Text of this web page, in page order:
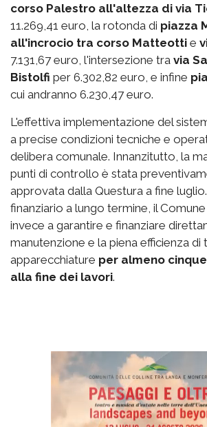
corso Palestro all'altezza di via
11.269,41 euro, la rotonda di piazza
all'incrocio tra corso Matteotti e
7.131,67 euro, l'intersezione tra via
Bistolfi per 6.302,82 euro, e infine
cui andranno 6.230,47 euro.
L'effettiva implementazione del
a precise condizioni tecniche e
delibera comunale. Innanzitutto, la
punti di controllo è stata
approvata dalla Questura a fine
finanziario a lungo termine, il
invece a garantire e finanziare
manutenzione e la piena efficienza di
apparecchiature per almeno
alla fine dei lavori.